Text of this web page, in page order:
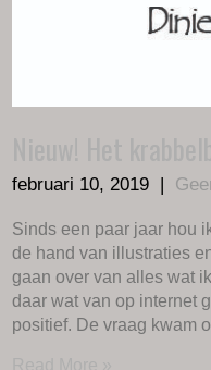
februari 10, 2019 |
Sinds een paar jaar hou
de hand van illustraties
gaan over van alles wat
daar wat van op internet
positief. De vraag kwam